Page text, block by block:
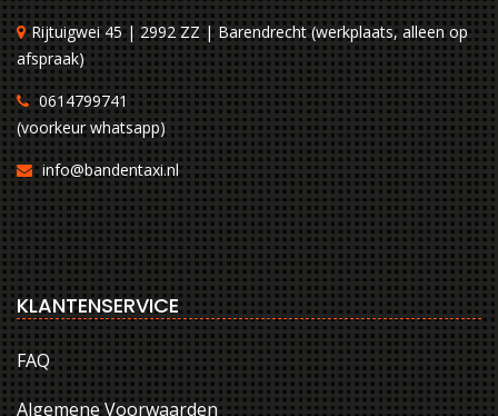
Rijtuigwei 45 | 2992 ZZ | Barendrecht (werkplaats, alleen op
afspraak)
0614799741
(voorkeur whatsapp)
info@bandentaxi.nl
KLANTENSERVICE
FAQ
Algemene Voorwaarden